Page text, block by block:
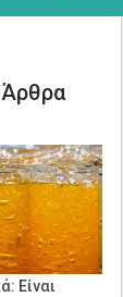
Είναι